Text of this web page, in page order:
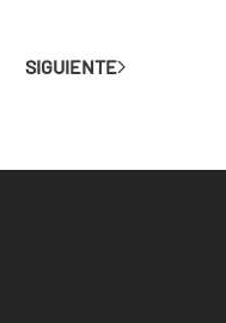
SIGUIENTE